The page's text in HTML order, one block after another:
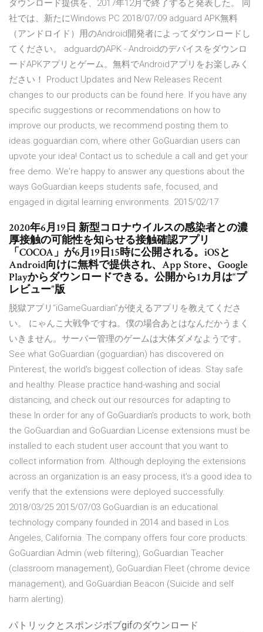
ダウンロード提供を、2017年12月で終了すると発表した。 同
社では、新たにWindows PC 2018/07/09 adguard APK無料
（アンドロイド）用のAndroid開発者によってダウンロードし
てください。 adguardのAPK - Androidのデバイスをダウンロ
ードAPKアプリとゲーム。無料でAndroidアプリをお楽しみく
ださい！ Product Updates and New Releases Recent
changes to our products can be found here. If you have any
specific suggestions or recommendations on how to
improve our products, we recommend posting them to
ideas.goguardian.com, where other GoGuardian users can
upvote your idea! Contact us to schedule a call and get your
free demo. We're happy to answer any questions about the
ways GoGuardian keeps students safe, focused, and
engaged in digital learning environments. 2015/02/17
2020年6月19日 新型コロナウイルスの感染者との濃
厚接触の可能性を知らせる接触確認アプリ
「COCOA」が6月19日15時に公開される。iOSと
Android向けに無料で提供され、App Store、Google
Playからダウンロードできる。公開から1カ月は“プ
レビュー”版
脱獄アプリ“iGameGuardian”が使えるアプリを教えてくださ
い。 にゃんこ大戦争ですね。僕の場合あとはなんだかうまく
いきません。サーバー管理のゲームは大体ダメなようです。
See what GoGuardian (goguardian) has discovered on
Pinterest, the world's biggest collection of ideas. Stay safe
and healthy. Please practice hand-washing and social
distancing, and check out our resources for adapting to
these In order for any of GoGuardian’s products to work, both
the GoGuardian and GoGuardian License extensions must be
installed to each student user account that you want to
collect information from. Although deploying the extensions
across an organization is an easy process, it’s a good idea to
verify that the extensions were deployed successfully.
2018/03/25 2015/07/03 GoGuardian is an educational
technology company founded in 2014 and based in Los
Angeles, California. The company offers four core products:
GoGuardian Admin (web filtering), GoGuardian Teacher
(classroom management), GoGuardian Fleet (chrome device
management), and GoGuardian Beacon (Suicide and self
harm alerting).
パトリックとスポンジボブgifのダウンロード